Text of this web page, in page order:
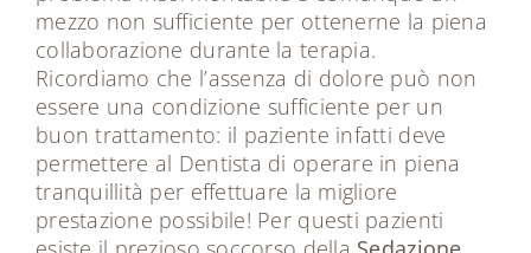
mezzo non sufficiente per ottenerne la piena
collaborazione durante la terapia.
Ricordiamo che l’assenza di dolore può non
essere una condizione sufficiente per un
buon trattamento: il paziente infatti deve
permettere al Dentista di operare in piena
tranquillità per effettuare la migliore
prestazione possibile! Per questi pazienti